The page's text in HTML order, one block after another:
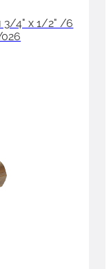
3/4" x 1/2" /6